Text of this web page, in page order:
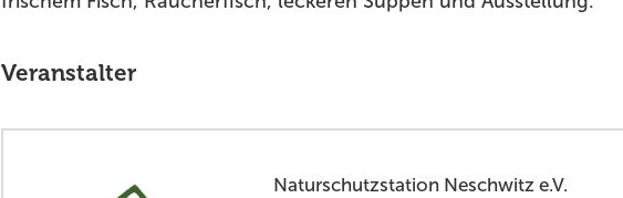
Veranstalter
Naturschutzstation Neschwitz e.V.